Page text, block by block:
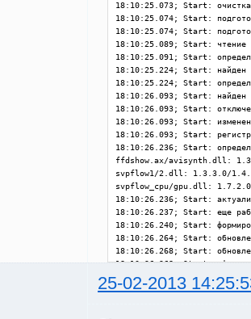
[BorderlightType=8:8:100:1]
[VDelay=0]
[ExDemo=0]
[ExTearingTest=0]
[EFrameDoubling=0]
18:10:25.073; Start: очистка
18:10:25.074; Start:
18:10:25.074; Start:
18:10:25.089; Start: чтение
18:10:25.091; Start:
18:10:25.224; Start: найден
18:10:25.224; Start:
18:10:26.093; Start: найден
18:10:26.093; Start:
18:10:26.093; Start:
18:10:26.093; Start:
18:10:26.236; Start:
ffdshow.ax/avisynth.dll:
svpflow1/2.dll: 1.3.3.0/
svpflow_cpu/gpu.dll:
18:10:26.236; Start:
18:10:26.237; Start: еще
18:10:26.240; Start:
18:10:26.264; Start:
18:10:26.268; Start:
18:10:26.268; Start:
18:10:26.273; Updates:
18:10:26.275; Start:
25-02-2013